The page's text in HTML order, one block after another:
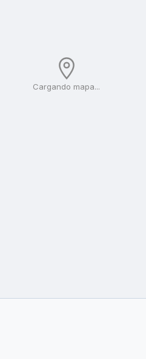
Cargando mapa...